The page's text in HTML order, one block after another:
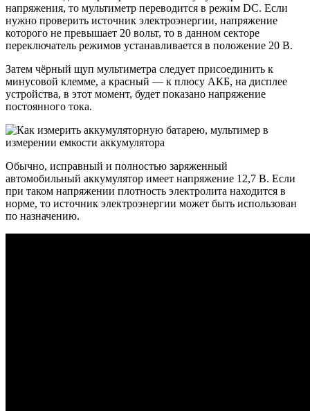
напряжения, то мультиметр переводится в режим DC. Если
нужно проверить источник электроэнергии, напряжение
которого не превышает 20 вольт, то в данном секторе
переключатель режимов устанавливается в положение 20 В.
Затем чёрный щуп мультиметра следует присоединить к
минусовой клемме, а красный — к плюсу АКБ, на дисплее
устройства, в этот момент, будет показано напряжение
постоянного тока.
Обычно, исправный и полностью заряженный
автомобильный аккумулятор имеет напряжение 12,7 В. Если
при таком напряжении плотность электролита находится в
норме, то источник электроэнергии может быть использован
по назначению.